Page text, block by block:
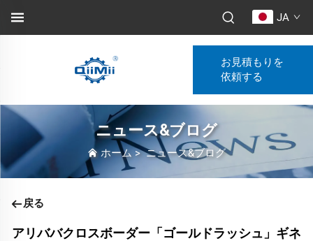
JA
お見積もりを
依頼する
ニュース&ブログ
ホーム>ニュース&ブログ
戻る
アリババクロスボーダー「ゴールドラッシュ」ギネ